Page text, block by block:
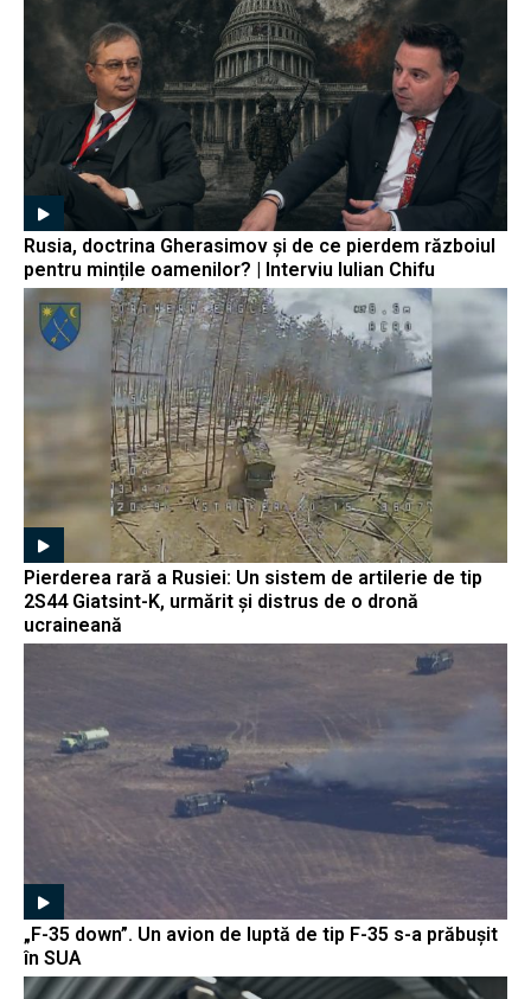
Rusia, doctrina Gherasimov și de ce pierdem războiul
pentru mințile oamenilor? | Interviu Iulian Chifu
Pierderea rară a Rusiei: Un sistem de artilerie de tip
2S44 Giatsint-K, urmărit și distrus de o dronă
ucraineană
„F-35 down”. Un avion de luptă de tip F-35 s-a prăbușit
în SUA